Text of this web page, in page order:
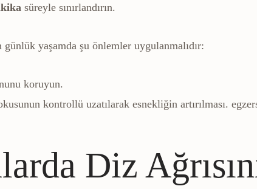
süreyle sınırlandırın.
günlük yaşamda şu önlemler uygulanmalıdır:
koruyun.
kontrollü uzatılarak esnekliğin artırılması.
Diz